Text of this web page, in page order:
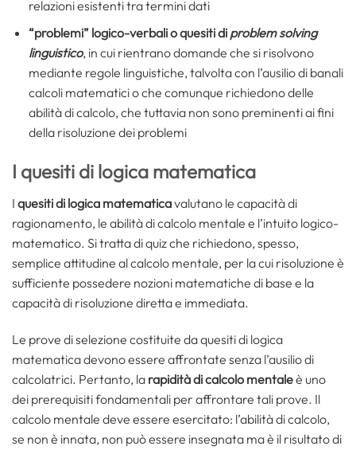
relazioni esistenti tra termini dati
“problemi” logico-verbali o quesiti di problem solving
linguistico, in cui rientrano domande che si risolvono
mediante regole linguistiche, talvolta con l’ausilio di banali
calcoli matematici o che comunque richiedono delle
abilità di calcolo, che tuttavia non sono preminenti ai fini
della risoluzione dei problemi
I quesiti di logica matematica
I quesiti di logica matematicavalutano le capacità di
ragionamento, le abilità di calcolo mentale e l’intuito logico-
matematico. Si tratta di quiz che richiedono, spesso,
semplice attitudine al calcolo mentale, per la cui risoluzione è
sufficiente possedere nozioni matematiche di base e la
capacità di risoluzione diretta e immediata.
Le prove di selezione costituite da quesiti di logica
matematica devono essere affrontate senza l’ausilio di
calcolatrici. Pertanto, la rapidità di calcolo mentaleè uno
dei prerequisiti fondamentali per affrontare tali prove. Il
calcolo mentale deve essere esercitato: l’abilità di calcolo,
se non è innata, non può essere insegnata ma è il risultato di